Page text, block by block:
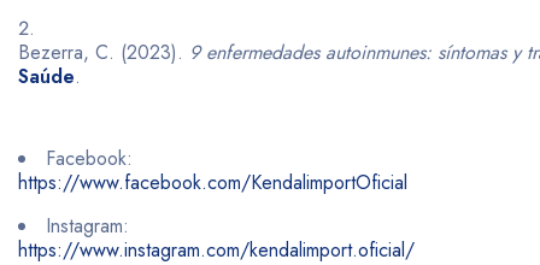
Bezerra, C. (2023). 9 enfermedades autoinmunes: síntomas y
Saúde.
Facebook:
https://www.facebook.com/KendalimportOficial
Instagram:
https://www.instagram.com/kendalimport.oficial/